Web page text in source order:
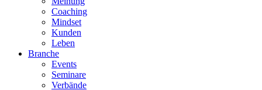
Coaching
Mindset
Kunden
Leben
Branche
Events
Seminare
Verbände